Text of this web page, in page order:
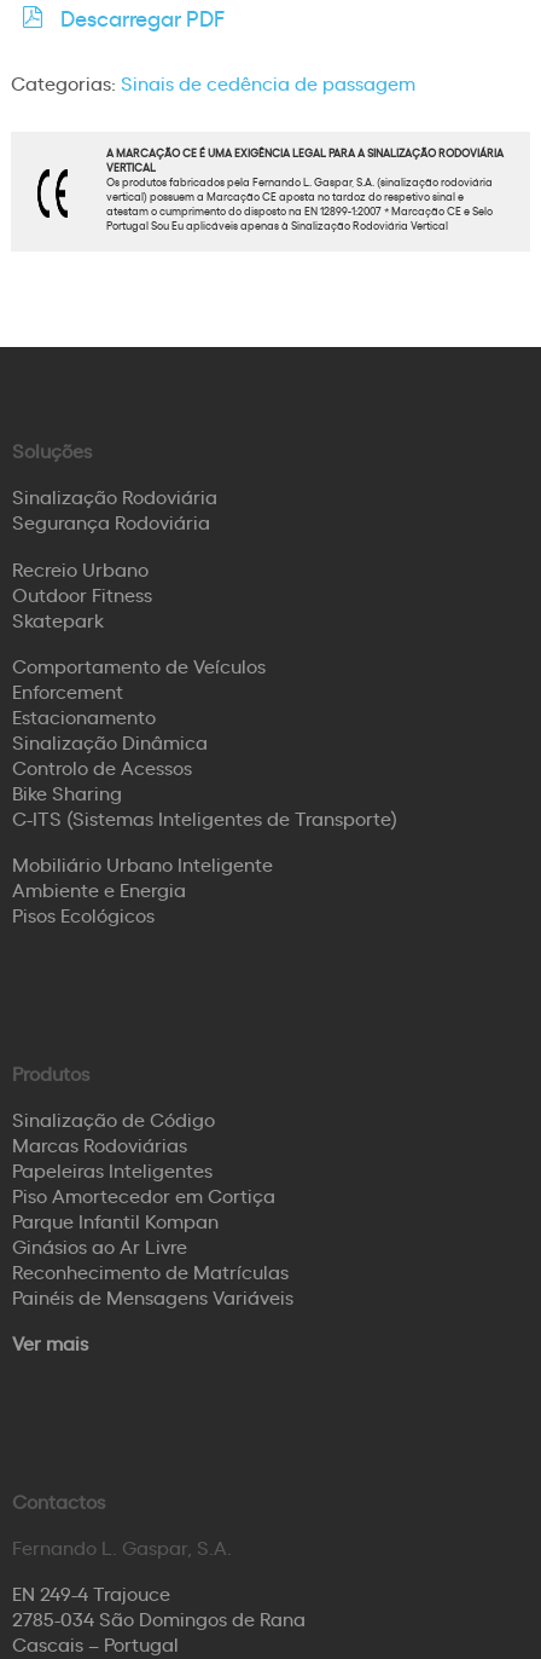
Descarregar PDF
Categorias: Sinais de cedência de passagem
A MARCAÇÃO CE É UMA EXIGÊNCIA LEGAL PARA A SINALIZAÇÃO RODOVIÁRIA
VERTICAL
Os produtos fabricados pela Fernando L. Gaspar, S.A. (sinalização rodoviária
vertical) possuem a Marcação CE aposta no tardoz do respetivo sinal e
atestam o cumprimento do disposto na EN 12899-1:2007 * Marcação CE e Selo
Portugal Sou Eu aplicáveis apenas à Sinalização Rodoviária Vertical
Soluções
Sinalização Rodoviária
Segurança Rodoviária
Recreio Urbano
Outdoor Fitness
Skatepark
Comportamento de Veículos
Enforcement
Estacionamento
Sinalização Dinâmica
Controlo de Acessos
Bike Sharing
C-ITS (Sistemas Inteligentes de Transporte)
Mobiliário Urbano Inteligente
Ambiente e Energia
Pisos Ecológicos
Produtos
Sinalização de Código
Marcas Rodoviárias
Papeleiras Inteligentes
Piso Amortecedor em Cortiça
Parque Infantil Kompan
Ginásios ao Ar Livre
Reconhecimento de Matrículas
Painéis de Mensagens Variáveis
Ver mais
Contactos
Fernando L. Gaspar, S.A.
EN 249-4 Trajouce
2785-034 São Domingos de Rana
Cascais – Portugal